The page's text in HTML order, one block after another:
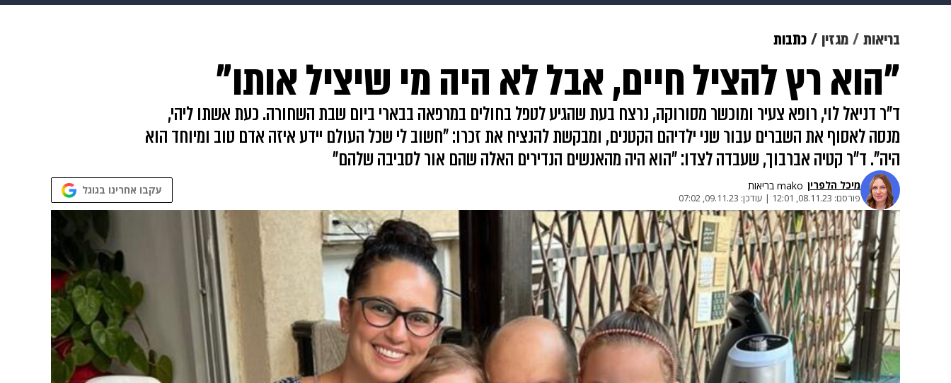
תרבות
גאווה ויוה משפט תשעה חודשים מתכונים פרויקטים מיוחדים
בריאות מגזין כתבות
"הוא רץ להציל חיים, אבל לא היה מי שיציל אותו"
ד"ר דניאל לוי, רופא צעיר ומוכשר מסורוקה, נרצח בעת שהגיע לטפל בחולים במרפאה בבארי ביום שבת השחורה. כעת אשתו ליהי,
מנסה לאסוף את השברים עבור שני ילדיהם הקטנים, ומבקשת להנציח את זכרו: "חשוב לי שכל העולם יידע איזה אדם טוב ומיוחד הוא
היה". ד"ר קטיה אברבוך, שעבדה לצדו: "הוא היה מהאנשים הנדירים האלה שהם אור לסביבה שלהם"
מיכל הלפרין mako בריאות
פורסם: 08.11.23, 12:01
| עודכן: 09.11.23, 07:02
עקבו אחרינו בגוגל